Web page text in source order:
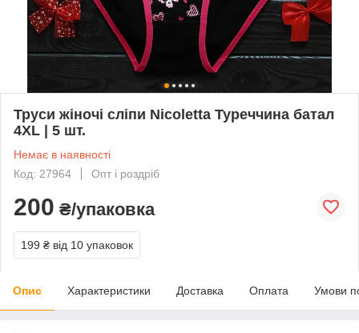
Труси жіночі сліпи Nicoletta Туреччина батал
4XL | 5 шт.
Немає в наявності
Код: 27964
Опт і роздріб
200 ₴/упаковка
199 ₴ від 10 упаковок
Опис Характеристики Доставка Оплата Умови